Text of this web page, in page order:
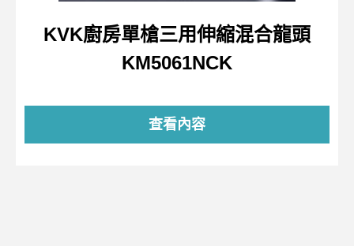
KVK廚房單槍三用伸縮混合龍頭
KM5061NCK
查看內容